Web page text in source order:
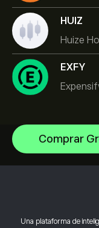
HUIZ
Huize
EXFY
Comprar
Una plataforma de
NVIDIA Corporation
Centro de ayuda
Abrir una cuenta
Cómo funciona el
Por qué elegir eToro